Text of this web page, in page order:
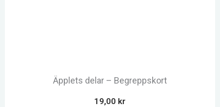
Äpplets delar – Begreppskort
19,00 kr